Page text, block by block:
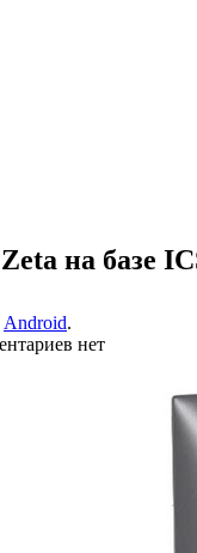
на базе
Android.
нет